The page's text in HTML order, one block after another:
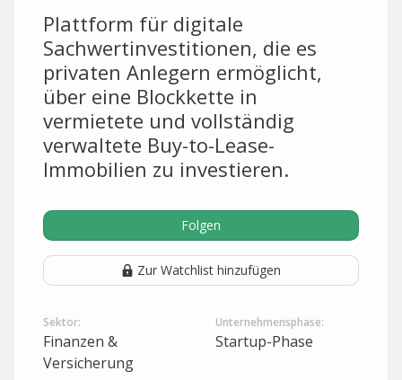
Plattform für digitale
Sachwertinvestitionen, die es
privaten Anlegern ermöglicht,
über eine Blockkette in
vermietete und vollständig
verwaltete Buy-to-Lease-
Immobilien zu investieren.
Folgen
Zur Watchlist hinzufügen
Sektor:
Finanzen &
Versicherung
Unternehmensphase:
Startup-Phase